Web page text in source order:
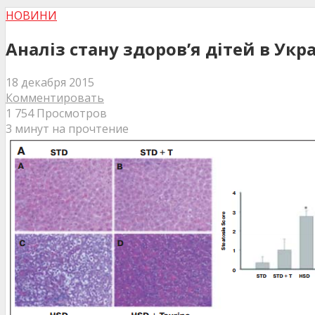
НОВИНИ
Аналіз стану здоров’я дітей в
18 декабря 2015
Комментировать
1 754 Просмотров
3 минут на прочтение